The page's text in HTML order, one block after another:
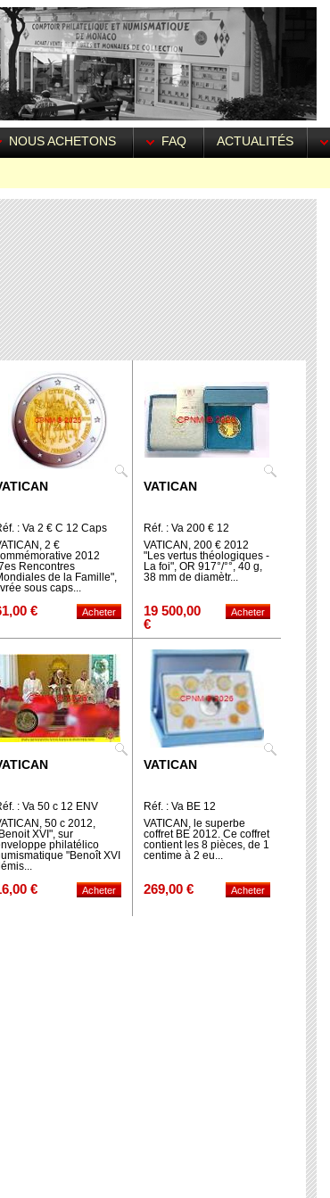
NOUS ACHETONS FAQ ACTUALITÉS
: Va 2 € C 12 Caps
2 €
2012
Rencontres
de la Famille",
sous caps...
€
VATICAN
Réf. : Va 200 € 12
VATICAN, 200 € 2012
"Les vertus théologiques -
La foi", OR 917°/°°, 40 g,
38 mm de diamètr...
19 500,00
€
: Va 50 c 12 ENV
50 c 2012,
XVI", sur
philatélico
"Benoît XVI
€
VATICAN
Réf. : Va BE 12
VATICAN, le superbe
coffret BE 2012. Ce coffret
contient les 8 pièces, de 1
centime à 2 eu...
269,00 €